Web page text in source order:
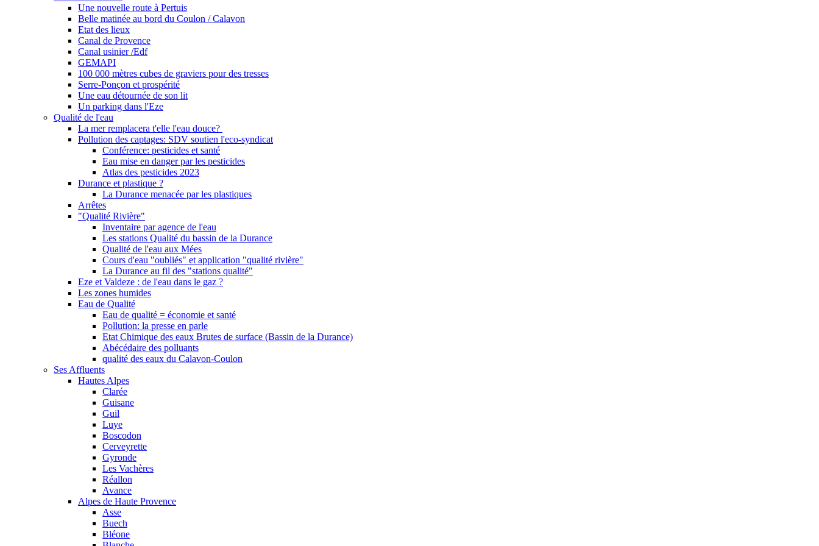
Une nouvelle route à Pertuis
Belle matinée au bord du Coulon / Calavon
Etat des lieux
Canal de Provence
Canal usinier /Edf
GEMAPI
100 000 mètres cubes de graviers pour des tresses
Serre-Ponçon et prospérité
Une eau détournée de son lit
Un parking dans l'Eze
Qualité de l'eau
La mer remplacera t'elle l'eau douce?
Pollution des captages: SDV soutien l'eco-syndicat
Conférence: pesticides et santé
Eau mise en danger par les pesticides
Atlas des pesticides 2023
Durance et plastique ?
La Durance menacée par les plastiques
Arrêtes
"Qualité Rivière"
Inventaire par agence de l'eau
Les stations Qualité du bassin de la Durance
Qualité de l'eau aux Mées
Cours d'eau "oubliés" et application "qualité rivière"
La Durance au fil des "stations qualité"
Eze et Valdeze : de l'eau dans le gaz ?
Les zones humides
Eau de Qualité
Eau de qualité = économie et santé
Pollution: la presse en parle
Etat Chimique des eaux Brutes de surface (Bassin de la Durance)
Abécédaire des polluants
qualité des eaux du Calavon-Coulon
Ses Affluents
Hautes Alpes
Clarée
Guisane
Guil
Luye
Boscodon
Cerveyrette
Gyronde
Les Vachères
Réallon
Avance
Alpes de Haute Provence
Asse
Buech
Bléone